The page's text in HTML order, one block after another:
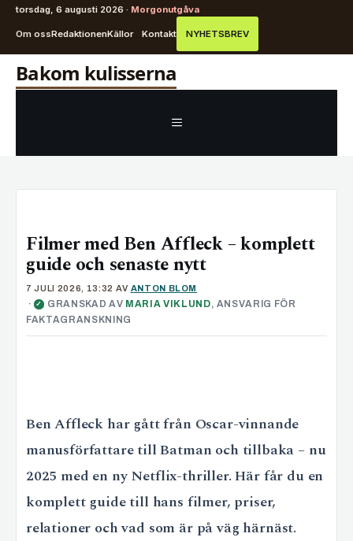
torsdag, 6 augusti 2026 · Morgonutgåva
Om ossRedaktionenKällor Kontakt NYHETSBREV
HoppaBakom kulisserna
MENY
Filmer med Ben Affleck – komplett
guide och senaste nytt
7 JULI 2026, 13:32 AV ANTON BLOM
· ✓ GRANSKAD AV MARIA VIKLUND, ANSVARIG FÖR
FAKTAGRANSKNING
Ben Affleck har gått från Oscar-vinnande
manusförfattare till Batman och tillbaka – nu
2025 med en ny Netflix-thriller. Här får du en
komplett guide till hans filmer, priser,
relationer och vad som är på väg härnäst.